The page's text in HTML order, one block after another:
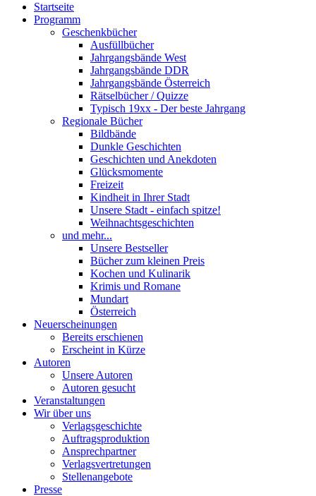
Startseite
Programm
Geschenkbücher
Ausfüllbücher
Jahrgangsbände West
Jahrgangsbände DDR
Jahrgangsbände Österreich
Rätselbücher / Quizze
Typisch 19xx - Der beste Jahrgang
Regionale Bücher
Bildbände
Dunkle Geschichten
Geschichten und Anekdoten
Glücksmomente
Freizeit
Kindheit in Ihrer Stadt
Unsere Stadt - einfach spitze!
Weihnachtsgeschichten
und mehr...
Unsere Bestseller
Bücher zum kleinen Preis
Kochen und Kulinarik
Krimis und Romane
Mundart
Österreich
Neuerscheinungen
Bereits erschienen
Erscheint in Kürze
Autoren
Unsere Autoren
Autoren gesucht
Veranstaltungen
Wir über uns
Verlagsgeschichte
Auftragsproduktion
Ansprechpartner
Verlagsvertretungen
Stellenangebote
Presse